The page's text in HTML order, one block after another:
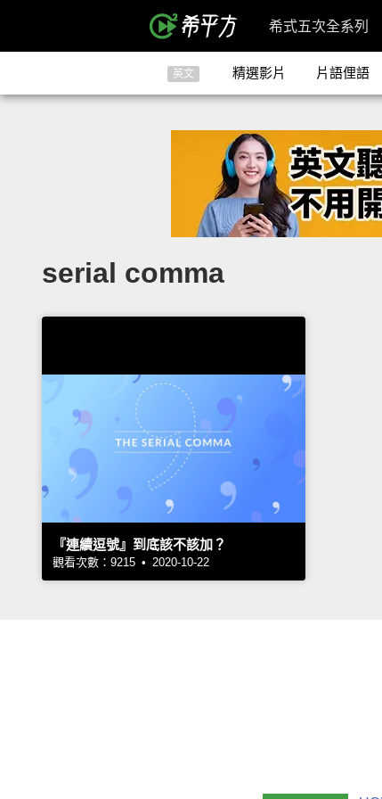
希式五次全系列
英文 精選影片 片語俚語
serial comma
『連續逗號』到底該不該加？
觀看次數：9215 • 2020-10-22